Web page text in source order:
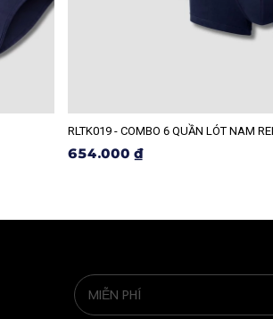
RLTK019 - COMBO 6 QUẦN LÓT NAM
654.000 ₫